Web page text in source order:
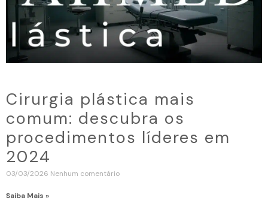
Cirurgia plástica mais
comum: descubra os
procedimentos líderes em
2024
03/03/2026 Nenhum comentário
Saiba Mais »